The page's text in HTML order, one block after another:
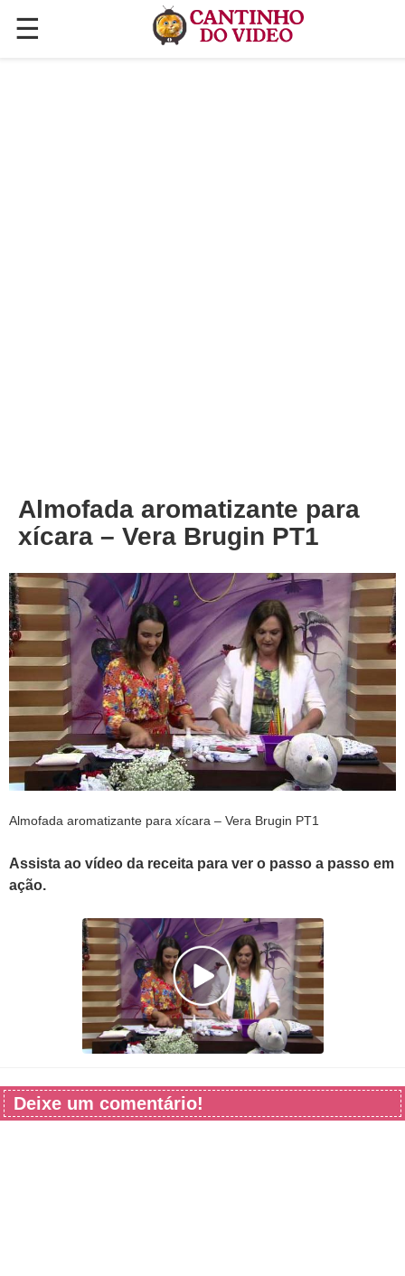
☰
✕
Almofada aromatizante para
xícara – Vera Brugin PT1
Almofada aromatizante para xícara – Vera Brugin PT1
Assista ao vídeo da receita para ver o passo a passo em
ação.
Deixe um comentário!